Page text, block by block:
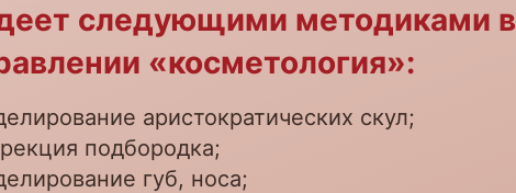
следующими методиками в
«косметология»:
аристократических скул;
подбородка;
губ, носа;